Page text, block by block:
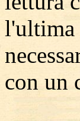
l'ultima
con un